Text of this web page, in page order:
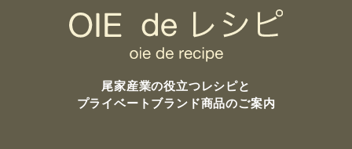
尾家産業の役立つレシピと
プライベートブランド商品のご案内